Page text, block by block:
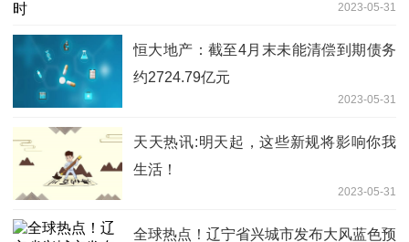
2023-05-31
恒大地产：截至4月末未能清偿到期债务
约2724.79亿元
2023-05-31
天天热讯:明天起，这些新规将影响你我
生活！
2023-05-31
全球热点！辽宁省兴城市发布大风蓝色预